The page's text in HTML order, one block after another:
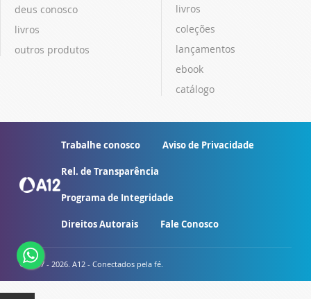
deus conosco
livros
outros produtos
livros
coleções
lançamentos
ebook
catálogo
Trabalhe conosco Aviso de Privacidade
Rel. de Transparência
Programa de Integridade
Direitos Autorais Fale Conosco
© 2007 - 2026. A12 - Conectados pela fé.